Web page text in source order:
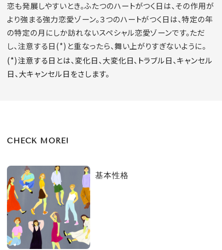
恋も発展しやすいとき。ふたつのハートがつく日は、その作用が
より強まる強力恋愛ゾーン。３つのハートがつく日は、特定の年
の特定の月にしか訪れないスペシャル恋愛ゾーンです。ただ
し、注意する日(*)と重なったら、舞い上がりすぎないように。
(*)注意する日とは、変化日、大変化日、トラブル日、キャンセル
日、大キャンセル日をさします。
CHECK MORE!
基本性格